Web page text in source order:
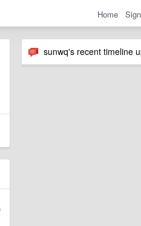
Home
sunwq's recent timeline